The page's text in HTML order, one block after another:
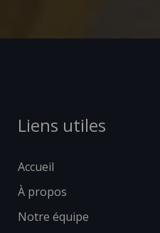
Liens utiles
Accueil
À propos
Notre équipe